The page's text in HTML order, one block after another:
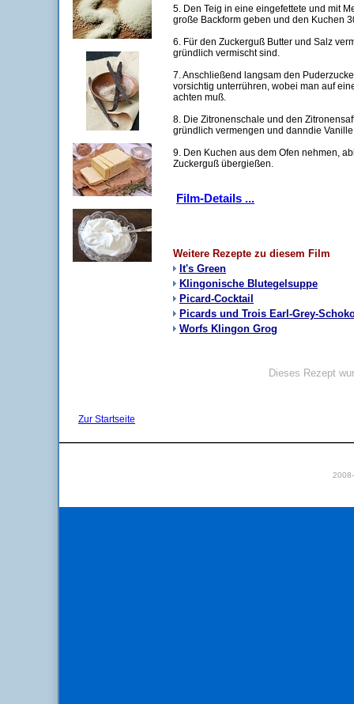
5. Den Teig in eine eingefettete und mit
große Backform geben und den Kuchen
6. Für den Zuckerguß Butter und Salz
gründlich vermischt sind.
7. Anschließend langsam den
vorsichtig unterrühren, wobei man auf
achten muß.
8. Die Zitronenschale und den
gründlich vermengen und danndie
9. Den Kuchen aus dem Ofen nehmen,
Zuckerguß übergießen.
Film-Details ...
Weitere Rezepte zu diesem Film
It's Green
Klingonische Blutegelsuppe
Picard-Cocktail
Picards und Trois Earl-Grey-
Worfs Klingon Grog
Dieses Rezept
Zur Startseite